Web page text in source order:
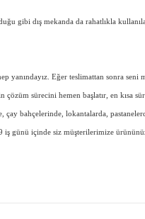
gibi dış mekanda da rahatlıkla
yanındayız. Eğer teslimattan sonra
sürecini hemen başlatır, en kısa
bahçelerinde, lokantalarda,
günü içinde siz müşterilerimize